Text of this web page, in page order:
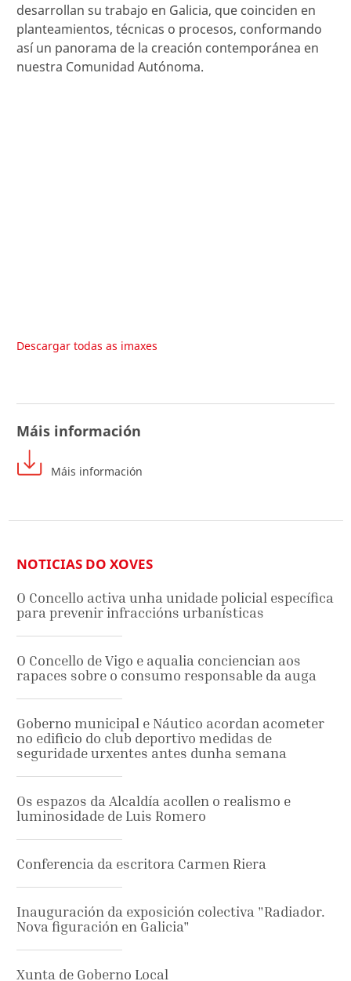
desarrollan su trabajo en Galicia, que coinciden en
planteamientos, técnicas o procesos, conformando
así un panorama de la creación contemporánea en
nuestra Comunidad Autónoma.
Descargar todas as imaxes
Máis información
Máis información
NOTICIAS DO XOVES
O Concello activa unha unidade policial específica
para prevenir infraccións urbanísticas
O Concello de Vigo e aqualia conciencian aos
rapaces sobre o consumo responsable da auga
Goberno municipal e Náutico acordan acometer
no edificio do club deportivo medidas de
seguridade urxentes antes dunha semana
Os espazos da Alcaldía acollen o realismo e
luminosidade de Luis Romero
Conferencia da escritora Carmen Riera
Inauguración da exposición colectiva "Radiador.
Nova figuración en Galicia"
Xunta de Goberno Local